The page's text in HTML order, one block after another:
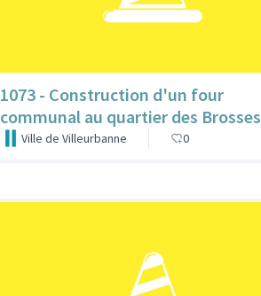
1073 - Construction d'un four
communal au quartier des Brosses
Ville de Villeurbanne 0